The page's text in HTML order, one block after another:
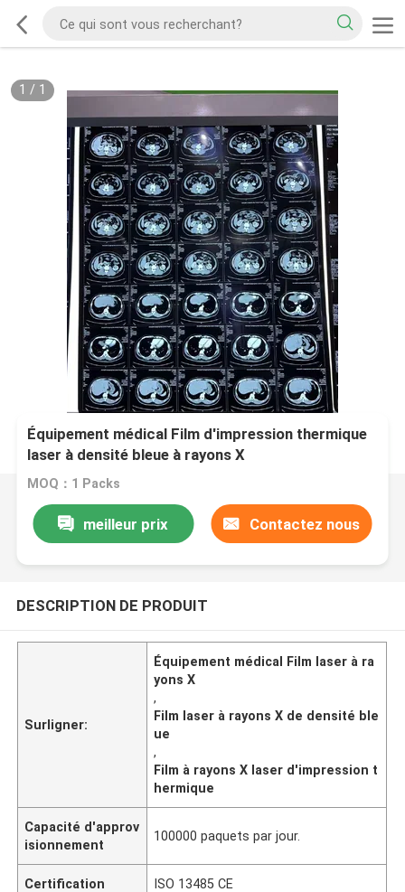
1 / 1
Équipement médical Film d'impression thermique
laser à densité bleue à rayons X
MOQ：1 Packs
meilleur prix Contactez nous
DESCRIPTION DE PRODUIT
Surligner:
Équipement médical Film laser à ra
yons X
,
Film laser à rayons X de densité ble
ue
,
Film à rayons X laser d'impression t
hermique
Capacité d'approv
isionnement
100000 paquets par jour.
Certification ISO 13485 CE